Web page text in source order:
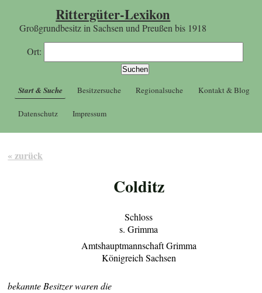
Rittergüter-Lexikon
Großgrundbesitz in Sachsen und Preußen bis 1918
Ort:
Start & Suche Besitzersuche Regionalsuche Kontakt & Blog
Datenschutz Impressum
« zurück
Colditz
Schloss
s. Grimma
Amtshauptmannschaft Grimma
Königreich Sachsen
bekannte Besitzer waren die